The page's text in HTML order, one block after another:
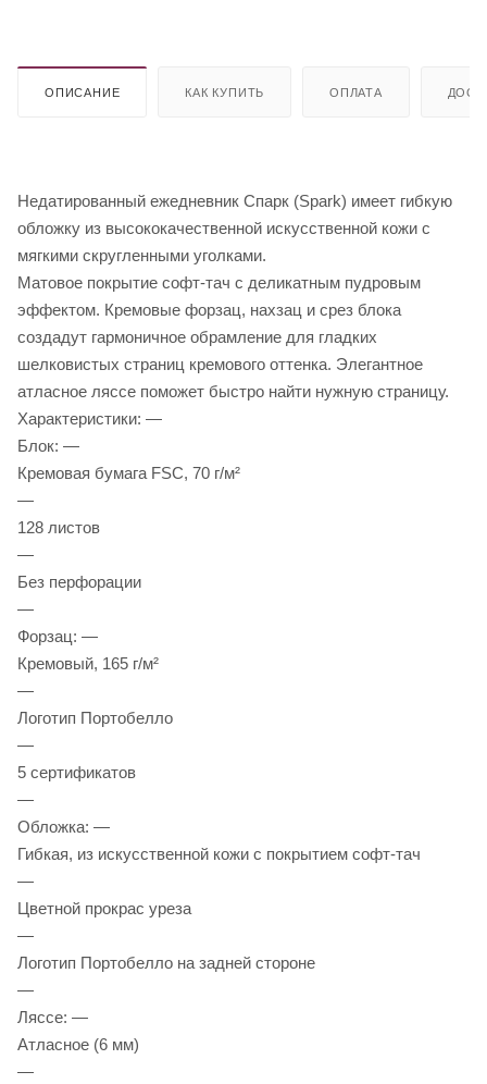
ОПИСАНИЕ КАК КУПИТЬ ОПЛАТА
Недатированный ежедневник Спарк (Spark) имеет гибкую
обложку из высококачественной искусственной кожи с
мягкими скругленными уголками.
Матовое покрытие софт-тач с деликатным пудровым
эффектом. Кремовые форзац, нахзац и срез блока
создадут гармоничное обрамление для гладких
шелковистых страниц кремового оттенка. Элегантное
атласное ляссе поможет быстро найти нужную страницу.
Характеристики: —
Блок: —
Кремовая бумага FSC, 70 г/м²
—
128 листов
—
Без перфорации
—
Форзац: —
Кремовый, 165 г/м²
—
Логотип Портобелло
—
5 сертификатов
—
Обложка: —
Гибкая, из искусственной кожи с покрытием софт-тач
—
Цветной прокрас уреза
—
Логотип Портобелло на задней стороне
—
Ляссе: —
Атласное (6 мм)
—